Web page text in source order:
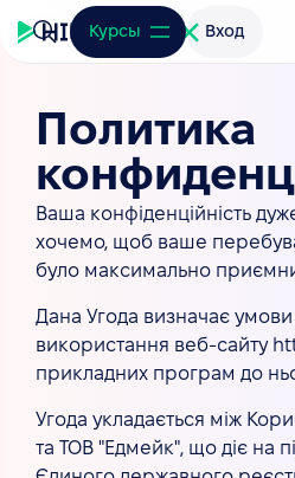
Курсы Вход
Политика
Ваша конфіденційність
хочемо, щоб ваше
було максимально
Дана Угода визначає
використання веб-сайту
прикладних програм до
Угода укладається між
та ТОВ "Едмейк", що діє на